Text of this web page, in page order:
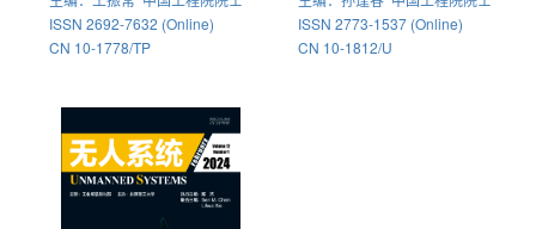
ISSN 2692-7632 (Online)
CN 10-1778/TP
ISSN 2773-1537 (Online)
CN 10-1812/U